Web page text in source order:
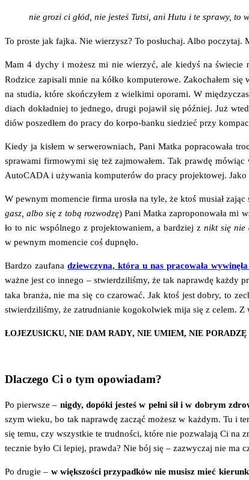
nie gro­zi ci głód, nie jesteś Tut­si, ani Hutu i te spra­wy, to
To pro­ste jak faj­ka. Nie wie­rzysz? To posłu­chaj. Albo
Mam 4 dychy i możesz mi nie wie­rzyć, ale kie­dyś na
Rodzi­ce zapi­sa­li mnie na kół­ko kom­pu­te­ro­we. Zako­cha­łem
na stu­dia, któ­re skoń­czy­łem z wiel­ki­mi opo­ra­mi. W
diach dokład­niej to jed­ne­go, dru­gi poja­wił się póź­niej. Już
diów posze­dłem do pra­cy do kor­po-ban­ku sie­dzieć przy
Kie­dy ja kisłem w ser­we­row­niach, Pani Mat­ka popra­co­wa­ła
spra­wa­mi fir­mo­wy­mi się też zaj­mo­wa­łem. Tak praw­dę
Auto­CA­DA i uży­wa­nia kom­pu­te­rów do pra­cy pro­jek­to­wej. Jako
W pew­nym momen­cie fir­ma uro­sła na tyle, że ktoś musiał
gasz, albo się z tobą roz­wo­dzę) Pani Mat­ka zapro­po­no­wa­ła mi
ło to nic wspól­ne­go z pro­jek­to­wa­niem, a bar­dziej znikt się nie
w pew­nym momen­cie coś dupnęło.
Bar­dzo zaufa­na dziew­czy­na, któ­ra u nas pra­co­wa­ła
waż­ne jest co inne­go – stwier­dzi­li­śmy, że tak napraw­dę każ­dy
taka bran­ża, nie ma się co cza­ro­wać. Jak ktoś jest dobry, to
stwier­dzi­li­śmy, że zatrud­nia­nie kogo­kol­wiek mija się z celem.
ŁOJEZUSICKU, NIE DAM RADY, NIE UMIEM, NIE PORADZĘ
Dlaczego Ci o tym opowiadam?
Po pierw­sze – nigdy, dopó­ki jesteś w peł­ni sił i w dobrym
szym wie­ku, bo tak napraw­dę zacząć możesz w każ­dym. Tu i
się temu, czy wszyst­kie te trud­no­ści, któ­re nie pozwa­la­ją Ci na
tecz­nie było Ci lepiej, praw­da? Nie bój się – zazwy­czaj nie ma
Po dru­gie – w więk­szo­ści przy­pad­ków nie musisz mieć